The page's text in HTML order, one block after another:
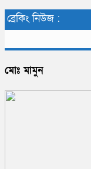
ব্রেকিং নিউজ :
মোঃ মামুন